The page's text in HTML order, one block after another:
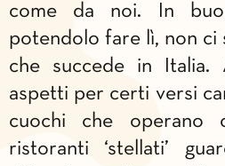
come da noi. In
potendolo fare lì, non ci
che succede in
aspetti per certi versi
cuochi che operano
ristoranti ‘stellati’